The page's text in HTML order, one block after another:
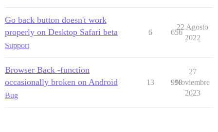
Go back button doesn't work
properly on Desktop Safari beta
Support
6 656
22 Agosto
2022
Browser Back -function
occasionally broken on Android
Bug
13 999
27
Noviembre
2023